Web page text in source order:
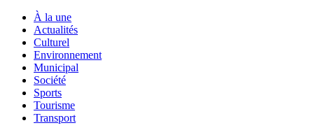
À la une
Actualités
Culturel
Environnement
Municipal
Société
Sports
Tourisme
Transport